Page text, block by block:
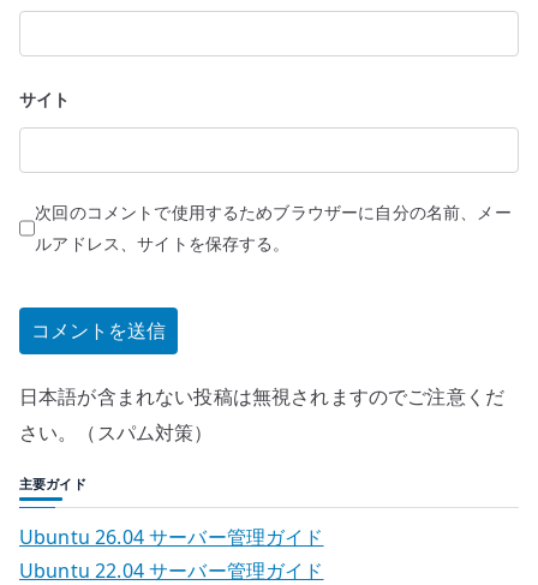
サイト
次回のコメントで使用するためブラウザーに自分の名前、メー
ルアドレス、サイトを保存する。
日本語が含まれない投稿は無視されますのでご注意くだ
さい。（スパム対策）
主要ガイド
Ubuntu 26.04 サーバー管理ガイド
Ubuntu 22.04 サーバー管理ガイド